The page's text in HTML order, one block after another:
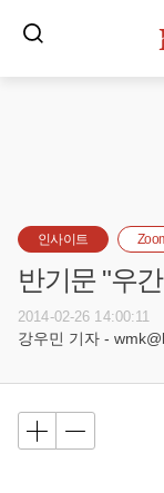
인사이트
반기문 "우
2014-02-26 14:00:11
강우민 기자 -